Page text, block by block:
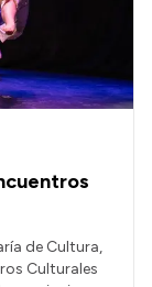
de Cultura,
Culturales